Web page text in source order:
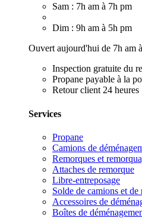
Sam : 7h am à 7h pm
Dim : 9h am à 5h pm
Ouvert aujourd'hui de 7h am
Inspection gratuite du
Propane payable à la
Retour client 24 heures
Services
Propane
Camions de
Remorques et
Attaches de remorque
Libre-entreposage
Solde de camions et de
Accessoires de
Boîtes de